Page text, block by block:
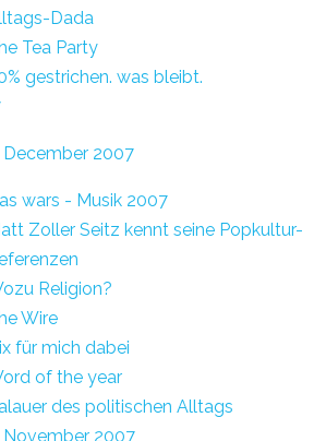
Dada
Tea Party
gestrichen. was bleibt.
December 2007
wars - Musik 2007
Zoller Seitz kennt seine Popkultur-
Religion?
Wire
für mich dabei
of the year
des politischen Alltags
November 2007